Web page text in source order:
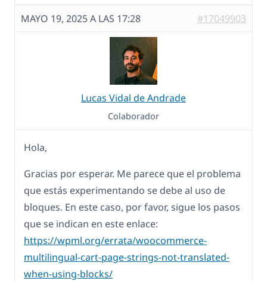
MAYO 19, 2025 A LAS 17:28 #17049903
Lucas Vidal de Andrade
Colaborador
Hola,
Gracias por esperar. Me parece que el problema
que estás experimentando se debe al uso de
bloques. En este caso, por favor, sigue los pasos
que se indican en este enlace:
https://wpml.org/errata/woocommerce-
multilingual-cart-page-strings-not-translated-
when-using-blocks/